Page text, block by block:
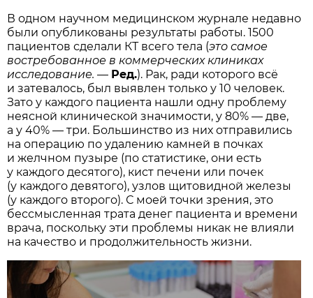
В одном научном медицинском журнале недавно
были опубликованы результаты работы. 1500
пациентов сделали КТ всего тела (это самое
востребованное в коммерческих клиниках
исследование. — Ред.). Рак, ради которого всё
и затевалось, был выявлен только у 10 человек.
Зато у каждого пациента нашли одну проблему
неясной клинической значимости, у 80% — две,
а у 40% — три. Большинство из них отправились
на операцию по удалению камней в почках
и желчном пузыре (по статистике, они есть
у каждого десятого), кист печени или почек
(у каждого девятого), узлов щитовидной железы
(у каждого второго). С моей точки зрения, это
бессмысленная трата денег пациента и времени
врача, поскольку эти проблемы никак не влияли
на качество и продолжительность жизни.